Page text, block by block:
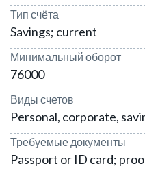
Тип счёта
Savings; current
Минимальный оборот
76000
Виды счетов
Personal, corporate,
Требуемые документы
Passport or ID card;